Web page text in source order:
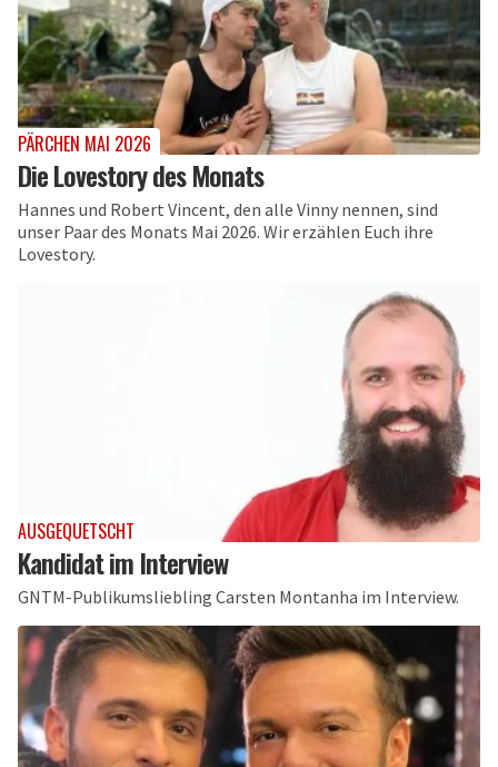
PÄRCHEN MAI 2026
Die Lovestory des Monats
Hannes und Robert Vincent, den alle Vinny nennen, sind
unser Paar des Monats Mai 2026. Wir erzählen Euch ihre
Lovestory.
AUSGEQUETSCHT
Kandidat im Interview
GNTM-Publikumsliebling Carsten Montanha im Interview.